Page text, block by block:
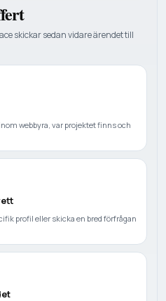
skickar sedan vidare ärendet till
webbyra, var projektet finns och
profil eller skicka en bred förfrågan